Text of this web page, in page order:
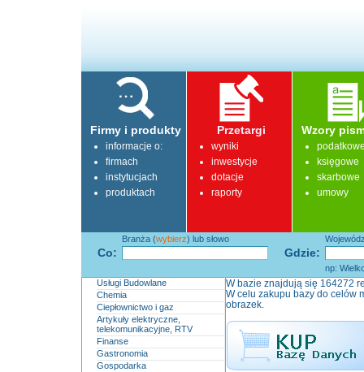
Firmy i produkty
informacje o:
firmach
instytucjach
produktach
Przetargi
wyniki
inwestycje
dotacje
raporty
Wzory
księgowe
skarbowe
umowy
Co: Gdzie:
Branża (wybierz) lub słowo
np:
Usługi Budowlane
Chemia
Ciepłownictwo i gaz
Artykuły elektryczne,
telekomunikacyjne, RTV
Finanse
Gastronomia
Gospodarka
W bazie znajdują się 164272
W celu zakupu bazy do celów
obrazek.